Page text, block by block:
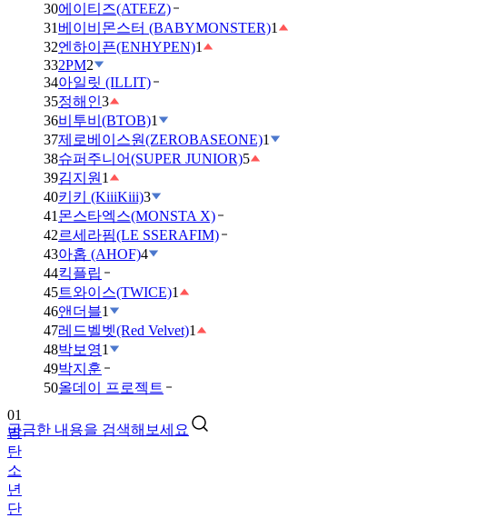
30에이티즈(ATEEZ)
31 베이비몬스터 (BABYMONSTER)1
32엔하이픈(ENHYPEN)1
332PM2
34아일릿 (ILLIT)
35정해인3
36비투비(BTOB)1
37제로베이스원(ZEROBASEONE)1
38슈퍼주니어(SUPER JUNIOR)5
39김지원 1
40키키 (KiiiKiii)3
41 몬스타엑스(MONSTA X)
42르세라핌(LE SSERAFIM)
43아홉 (AHOF)4
44킥플립
45트와이스(TWICE)1
46앤더블1
47레드벨벳(Red Velvet)1
48박보영1
49박지훈
50올데이 프로젝트
궁금한 내용을 검색해보세요
탄
소
년
단
(BTS)